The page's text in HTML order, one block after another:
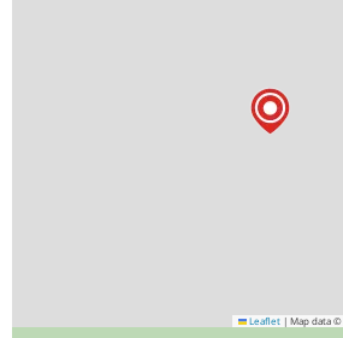
Leaflet | Map data ©